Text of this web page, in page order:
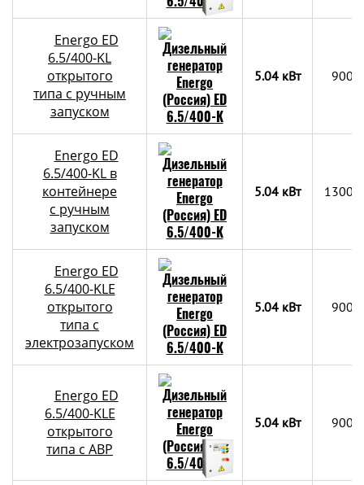
Energo ED
6.5/400-KL
открытого
типа с ручным
запуском
5.04 кВт
Energo ED
6.5/400-KL в
контейнере
с ручным
запуском
5.04 кВт
Energo ED
6.5/400-KLE
открытого
типа с
электрозапуском
5.04 кВт
Energo ED
6.5/400-KLE
открытого
типа с АВР
5.04 кВт